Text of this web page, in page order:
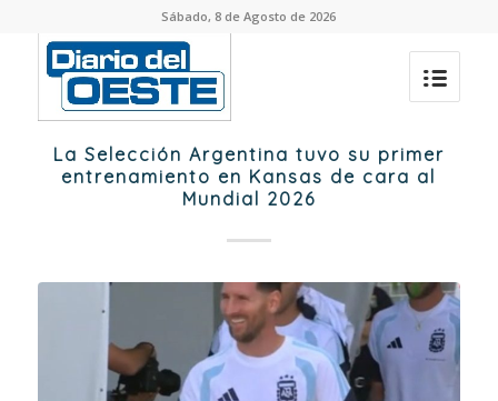
Sábado, 8 de Agosto de 2026
La Selección Argentina tuvo su primer
entrenamiento en Kansas de cara al
Mundial 2026